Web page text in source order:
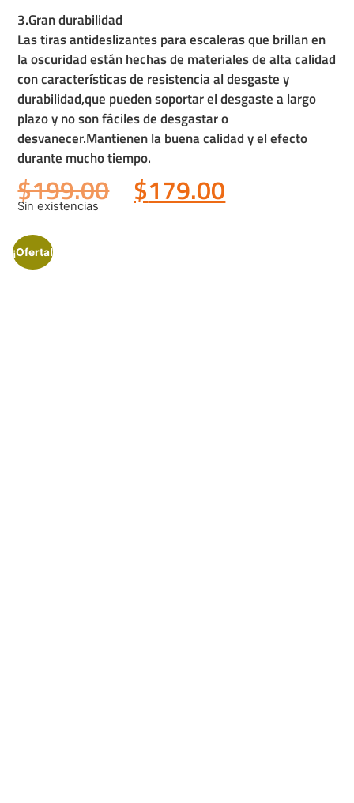
3.Gran durabilidad
Las tiras antideslizantes para escaleras que brillan en
la oscuridad están hechas de materiales de alta calidad
con características de resistencia al desgaste y
durabilidad,que pueden soportar el desgaste a largo
plazo y no son fáciles de desgastar o
desvanecer.Mantienen la buena calidad y el efecto
durante mucho tiempo.
$199.00 $179.00
Sin existencias
¡Oferta!